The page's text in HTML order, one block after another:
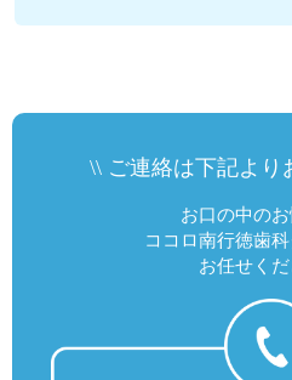
\\ ご連絡は下記より
お口の中のお
ココロ南行徳歯
お任せくだ